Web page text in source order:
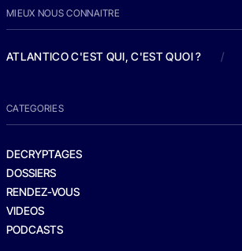
MIEUX NOUS CONNAITRE
ATLANTICO C'EST QUI, C'EST QUOI ? /
CATEGORIES
DECRYPTAGES
DOSSIERS
RENDEZ-VOUS
VIDEOS
PODCASTS